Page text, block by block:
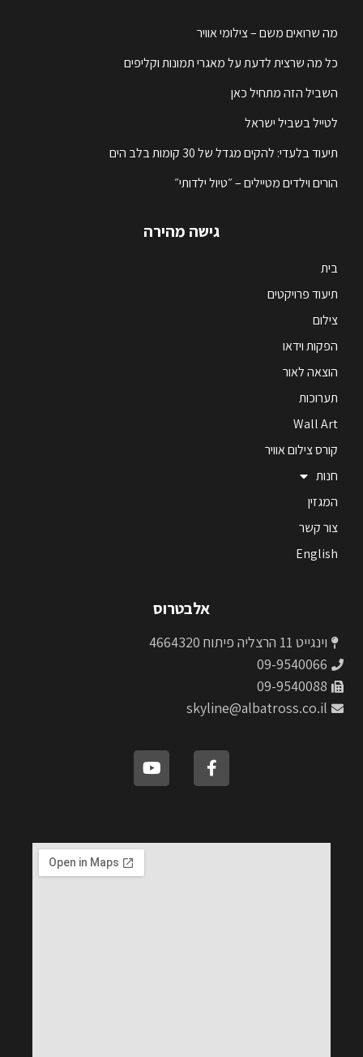
מה שרואים משם – צילומי אוויר
כל מה שרצית לדעת על מאגרי תמונות וקליפים
השביל הזה מתחיל כאן
לטייל בשביל ישראל
תיעוד בלעדי: להקים מגדל של 30 קומות בלב הים
הורים וילדים מטיילים – ״טיול ילדותי״
גישה מהירה
בית
תיעוד פרויקטים
צילום
הפקות וידאו
הוצאה לאור
תערוכות
Wall Art
קורס צילום אוויר
חנות
המגזין
צור קשר
English
אלבטרוס
וינגייט 11 הרצליה פיתוח 4664320
09-9540066
09-9540088
skyline@albatross.co.il